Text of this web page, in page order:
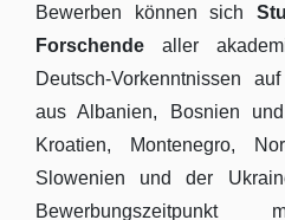
Bewerben können sich
Forschende aller
Deutsch-Vorkenntnissen
aus Albanien, Bosnien
Kroatien, Montenegro,
Slowenien und der
Bewerbungszeitpunkt